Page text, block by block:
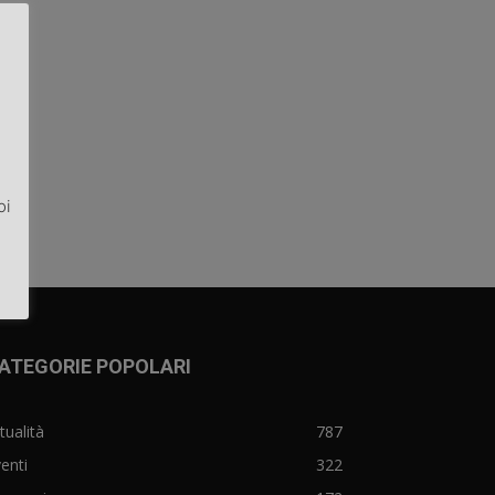
POPOLARI
787
322